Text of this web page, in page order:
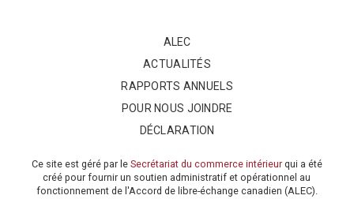
ALEC
ACTUALITÉS
RAPPORTS ANNUELS
POUR NOUS JOINDRE
DÉCLARATION
Ce site est géré par le Secrétariat du commerce intérieurqui a été
créé pour fournir un soutien administratif et opérationnel au
fonctionnement de l'Accord de libre-échange canadien (ALEC).